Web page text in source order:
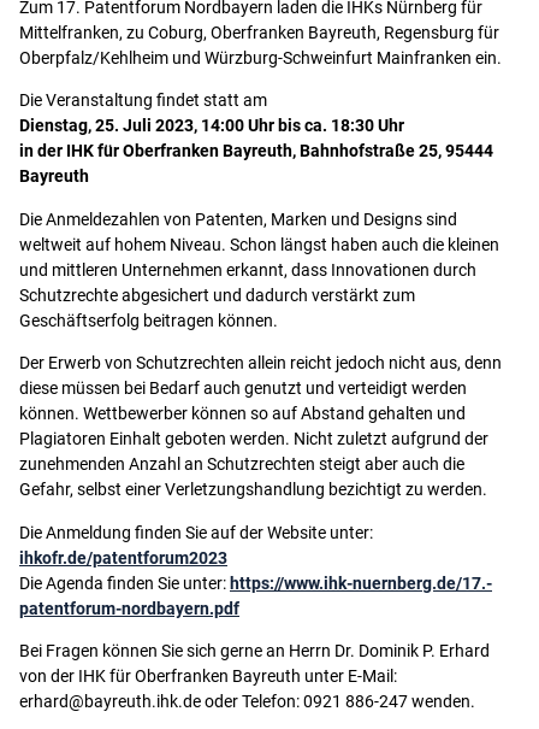
Zum 17. Patentforum Nordbayern laden die IHKs Nürnberg für
Mittelfranken, zu Coburg, Oberfranken Bayreuth, Regensburg für
Oberpfalz/Kehlheim und Würzburg-Schweinfurt Mainfranken ein.
Die Veranstaltung findet statt am
Dienstag, 25. Juli 2023, 14:00 Uhr bis ca. 18:30 Uhr
in der IHK für Oberfranken Bayreuth, Bahnhofstraße 25, 95444
Bayreuth
Die Anmeldezahlen von Patenten, Marken und Designs sind
weltweit auf hohem Niveau. Schon längst haben auch die kleinen
und mittleren Unternehmen erkannt, dass Innovationen durch
Schutzrechte abgesichert und dadurch verstärkt zum
Geschäftserfolg beitragen können.
Der Erwerb von Schutzrechten allein reicht jedoch nicht aus, denn
diese müssen bei Bedarf auch genutzt und verteidigt werden
können. Wettbewerber können so auf Abstand gehalten und
Plagiatoren Einhalt geboten werden. Nicht zuletzt aufgrund der
zunehmenden Anzahl an Schutzrechten steigt aber auch die
Gefahr, selbst einer Verletzungshandlung bezichtigt zu werden.
Die Anmeldung finden Sie auf der Website unter:
ihkofr.de/patentforum2023
Die Agenda finden Sie unter: https://www.ihk-nuernberg.de/17.-
patentforum-nordbayern.pdf
Bei Fragen können Sie sich gerne an Herrn Dr. Dominik P. Erhard
von der IHK für Oberfranken Bayreuth unter E-Mail:
erhard@bayreuth.ihk.de oder Telefon: 0921 886-247 wenden.